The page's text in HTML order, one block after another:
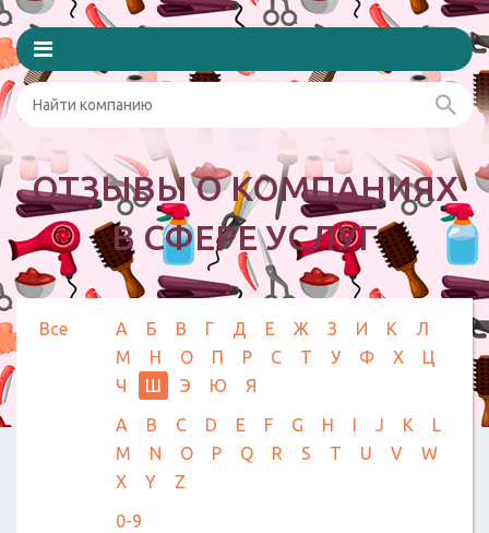
ОТЗЫВЫ О КОМПАНИЯХ
В СФЕРЕ УСЛУГ
Все А Б В Г Д Е Ж З И К
Л
М
Н О П Р С Т У Ф Х
Ц
Ч
Ш Э Ю
Я
A
B C D E F G H I J K
L
M
N O P Q R S T U V
W
X
Y
Z
0-9